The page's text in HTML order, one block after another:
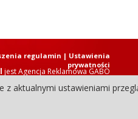
jestAgencja Reklamowa GABO
Wszystkie prawa zastrzeżone.
regulamin | Ustawienia
prywatności
z aktualnymi ustawieniami